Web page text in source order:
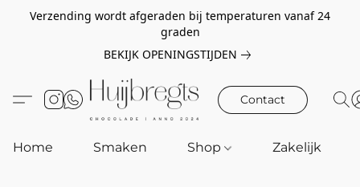
Verzending wordt afgeraden bij temperaturen vanaf 24
graden
BEKIJK OPENINGSTIJDEN
Contact
Home Smaken Shop Zakelijk